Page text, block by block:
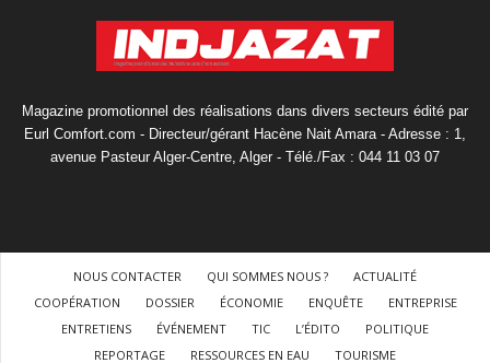
Magazine promotionnel des réalisations dans divers secteurs édité par
Eurl Comfort.com - Directeur/gérant Hacène Nait Amara - Adresse : 1,
avenue Pasteur Alger-Centre, Alger - Télé./Fax : 044 11 03 07
NOUS CONTACTER QUI SOMMES NOUS ?
ACTUALITÉ
COOPÉRATION
DOSSIER ÉCONOMIE ENQUÊTE
ENTREPRISE
ENTRETIENS
ÉVÉNEMENT TIC L’ÉDITO
POLITIQUE
REPORTAGE
RESSOURCES EN EAU TOURISME